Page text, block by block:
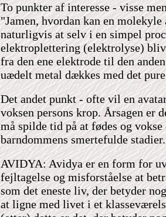
To punkter af interesse - visse
"Jamen, hvordan kan en molekyle
naturligvis at selv i en simpel
elektroplettering (elektrolyse)
fra den ene elektrode til den
uædelt metal dækkes med det
Det andet punkt - ofte vil en
voksen persons krop. Årsagen er
må spilde tid på at fødes og vokse
barndommens smertefulde stadier.
AVIDYA: Avidya er en form for
fejltagelse og misforståelse at
som det eneste liv, der betyder
at ligne med livet i et